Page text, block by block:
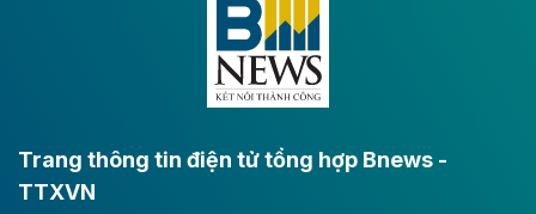
lực phát triển kinh tế - xã hội khu vực phía Nam đồng
Long Thành
Tổng công ty Cảng hàng không Việt Nam - CTCP
Trang thông tin điện tử tổng hợp Bnews -
TTXVN